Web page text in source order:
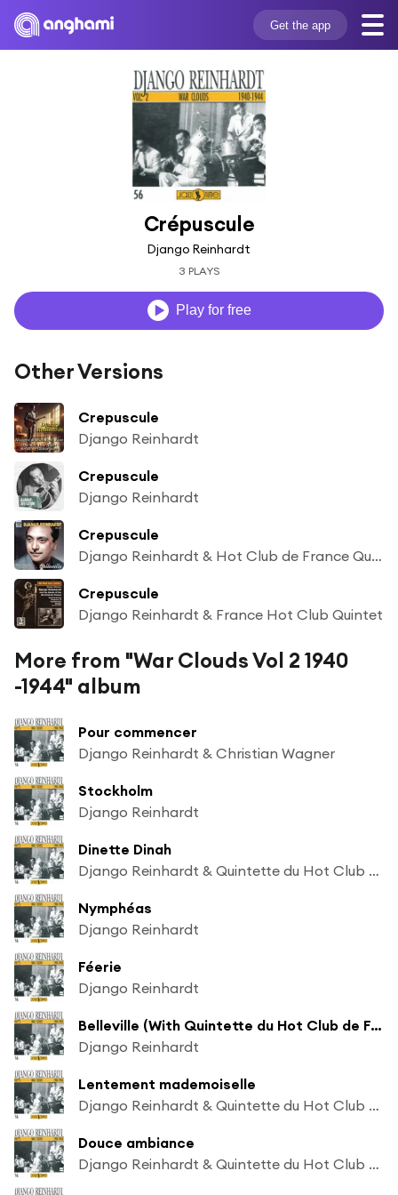
Get the app
Crépuscule
Django Reinhardt
3 PLAYS
Play for free
Other Versions
Crepuscule
Django Reinhardt
Crepuscule
Django Reinhardt
Crepuscule
Django Reinhardt & Hot Club de France Quintet
Crepuscule
Django Reinhardt & France Hot Club Quintet
More from "War Clouds Vol 2 1940
-1944" album
Pour commencer
Django Reinhardt & Christian Wagner
Stockholm
Django Reinhardt
Dinette Dinah
Django Reinhardt & Quintette du Hot Club de France
Nymphéas
Django Reinhardt
Féerie
Django Reinhardt
Belleville (With Quintette du Hot Club de France)
Django Reinhardt
Lentement mademoiselle
Django Reinhardt & Quintette du Hot Club de France
Douce ambiance
Django Reinhardt & Quintette du Hot Club de France